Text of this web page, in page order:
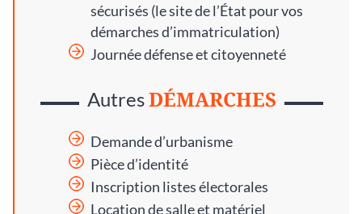
sécurisés (le site de l’État pour vos
démarches d’immatriculation)
Journée défense et citoyenneté
AutresDÉMARCHES
Demande d’urbanisme
Pièce d’identité
Inscription listes électorales
Location de salle et matériel